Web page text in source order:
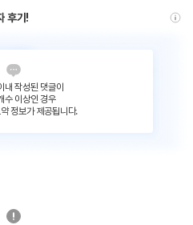
후기!
내 작성된 댓글이
수 이상인 경우
정보가 제공됩니다.